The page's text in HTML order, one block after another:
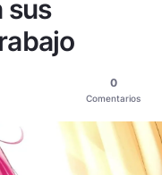
sus
0
Comentarios